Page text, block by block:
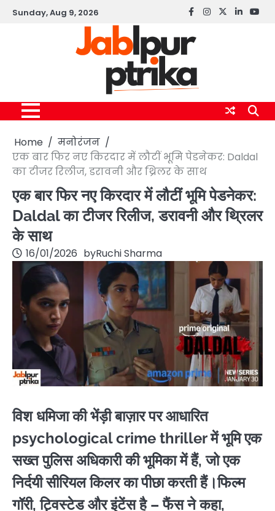
SkipSunday, Aug 9, 2026 Facebook
instagram
twitterlinkedin
Home
मनोरंजन
एक बार फिर नए किरदार में लौटीं भूमि पेडनेकर: Daldal
का टीजर रिलीज, डरावनी और थ्रिलर के साथ
एक बार फिर नए किरदार में लौटीं भूमि पेडनेकर:
Daldal का टीजर रिलीज, डरावनी और थ्रिलर
के साथ
16/01/2026 byRuchi Sharma
विश धमिजा की भेंड़ी बाज़ार पर आधारित
psychological crime thriller में भूमि एक
सख्त पुलिस अधिकारी की भूमिका में हैं, जो एक
निर्दयी सीरियल किलर का पीछा करती हैं।फिल्म
गॉरी, ट्विस्टेड और इंटेंस है – फैंस ने कहा,